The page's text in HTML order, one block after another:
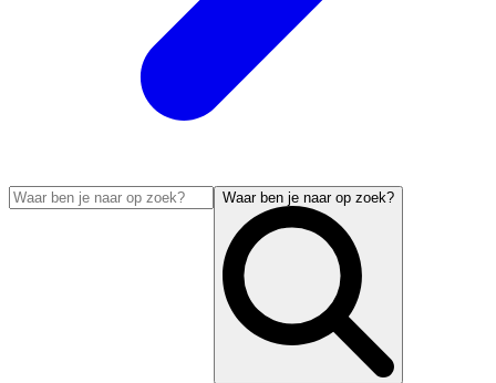
Waar ben je naar op zoek?